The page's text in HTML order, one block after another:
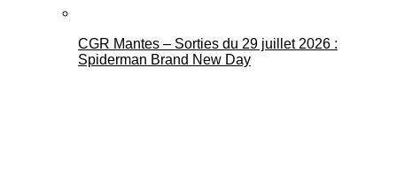
CGR Mantes – Sorties du 29 juillet 2026 :
Spiderman Brand New Day